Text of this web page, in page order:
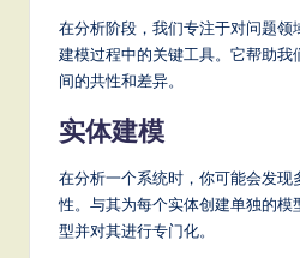
在分析阶段，我们专注于对问题领
建模过程中的关键工具。它帮助我
间的共性和差异。
实体建模
在分析一个系统时，你可能会发现
性。与其为每个实体创建单独的模
型并对其进行专门化。